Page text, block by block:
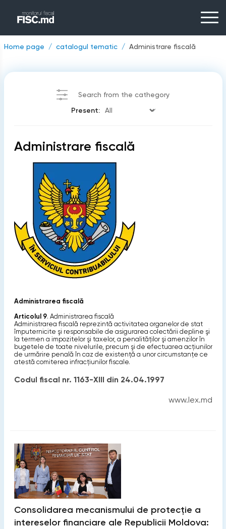
Home page catalogul tematic Administrare fiscală
Search from the cathegory
Present:
Administrare fiscală
Administrarea fiscală
Articolul 9. Administrarea fiscală
Administrarea fiscală reprezintă activitatea organelor de stat
împuternicite şi responsabile de asigurarea colectării depline şi
la termen a impozitelor şi taxelor, a penalităţilor şi amenzilor în
bugetele de toate nivelurile, precum şi de efectuarea acţiunilor
de urmărire penală în caz de existenţă a unor circumstanţe ce
atestă comiterea infracţiunilor fiscale.
Codul fiscal nr. 1163-XIII din 24.04.1997
www.lex.md
Consolidarea mecanismului de protecție a
intereselor financiare ale Republicii Moldova: